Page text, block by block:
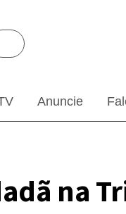
Anuncie
na